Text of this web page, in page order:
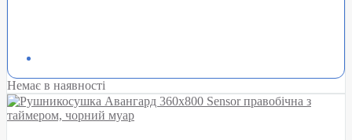
Немає в наявності